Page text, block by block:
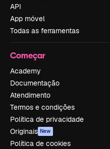
API
App móvel
Todas as ferramentas
Começar
Academy
Documentação
Atendimento
Termos e condições
Política de privacidade
Originais New
Política de cookies